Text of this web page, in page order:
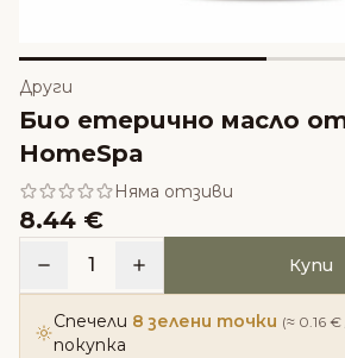
Други
Био етерично масло
HomeSpa
Няма отзиви
8.44 €
1 Купи
Спечели 8 зелени точки (≈ 0.16 €
покупка